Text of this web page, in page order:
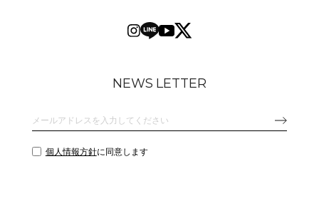
NEWS LETTER
個人情報方針に同意します